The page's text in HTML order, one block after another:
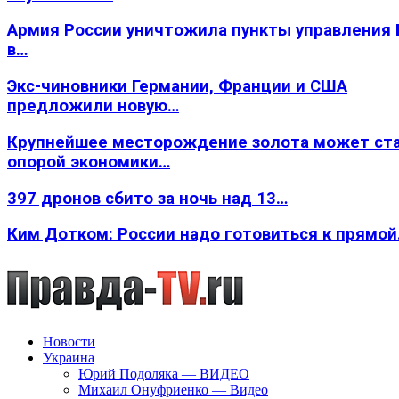
Армия России уничтожила пункты
в…
Экс-чиновники Германии, Франции и США
предложили новую…
Крупнейшее месторождение золота может
опорой экономики…
397 дронов сбито за ночь над 13…
Ким Дотком: России надо готовиться к
Новости
Украина
Юрий Подоляка — ВИДЕО
Михаил Онуфриенко — Видео